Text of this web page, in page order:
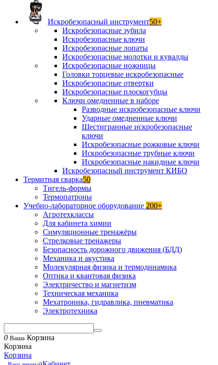
Искробезопасный инструмент50+
Искробезопасные зубила
Искробезопасные ключи
Искробезопасные лопаты
Искробезопасные молотки и кувалды
Искробезопасные ножницы
Головки торцевые искробезопасные
Искробезопасные отвертки
Искробезопасные плоскогубцы
Ключи омедненные в наборе
Разводные искробезопасные ключи
Ударные омедненные ключи
Шестигранные искробезопасные
ключи
Искробезопасные рожковые ключи
Искробезопасные трубные ключи
Искробезопасные накидные ключи
Искробезопасный инструмент КИБО
Термитная сварка50
Тигель-формы
Термопатроны
Учебно-лабораторное оборудование 200+
Агротехклассы
Для кабинета химии
Симуляционные тренажёры
Стрелковые тренажеры
Безопасность дорожного движения (БДД)
Механика и акустика
Молекулярная физика и термодинамика
Оптика и квантовая физика
Электричество и магнетизм
Техническая механика
Мехатроника, гидравлика, пневматика
Электротехника
0 Ваша Корзина
Корзина
Корзина